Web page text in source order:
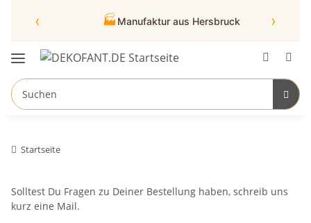
‹ 🏭Manufaktur aus Hersbruck ›
Startseite
Solltest Du Fragen zu Deiner Bestellung haben, schreib uns
kurz eine Mail.